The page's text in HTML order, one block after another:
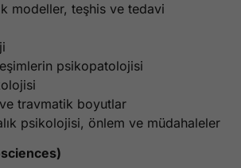
modeller, teşhis ve tedavi
psikopatolojisi
travmatik boyutlar
psikolojisi, önlem ve müdahaleler